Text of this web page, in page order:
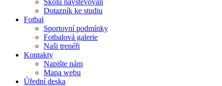
Školu navštěvovali
Dotazník ke studiu
Fotbal
Sportovní podmínky
Fotbalová galerie
Naši trenéři
Kontakty
Napište nám
Mapa webu
Úřední deska